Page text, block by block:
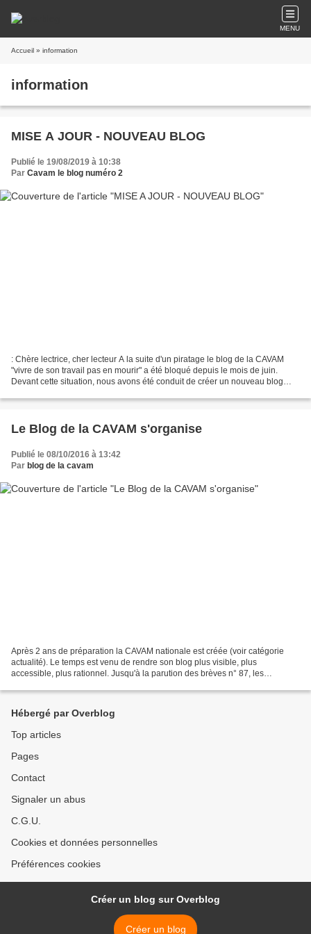
MENU
Accueil » information
information
MISE A JOUR - NOUVEAU BLOG
Publié le 19/08/2019 à 10:38
Par Cavam le blog numéro 2
: Chère lectrice, cher lecteur A la suite d'un piratage le blog de la CAVAM
"vivre de son travail pas en mourir" a été bloqué depuis le mois de juin.
Devant cette situation, nous avons été conduit de créer un nouveau blog
Le Blog de la CAVAM s'organise
Publié le 08/10/2016 à 13:42
Par blog de la cavam
Après 2 ans de préparation la CAVAM nationale est créée (voir catégorie
actualité). Le temps est venu de rendre son blog plus visible, plus
accessible, plus rationnel. Jusqu'à la parution des brèves n° 87, les
Hébergé par Overblog
Top articles
Pages
Contact
Signaler un abus
C.G.U.
Cookies et données personnelles
Préférences cookies
Créer un blog sur Overblog
Créer un blog